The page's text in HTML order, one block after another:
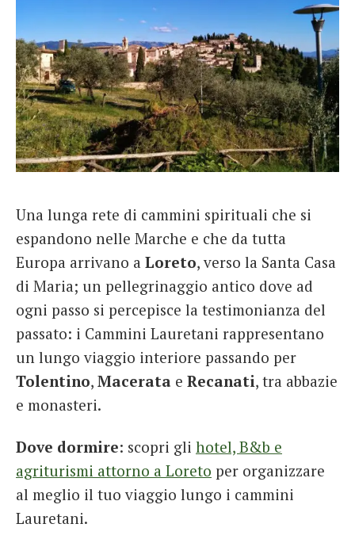
Una lunga rete di cammini spirituali che si
espandono nelle Marche e che da tutta
Europa arrivano a Loreto, verso la Santa Casa
di Maria; un pellegrinaggio antico dove ad
ogni passo si percepisce la testimonianza del
passato: i Cammini Lauretani rappresentano
un lungo viaggio interiore passando per
Tolentino, Macerata e Recanati, tra abbazie
e monasteri.
Dove dormire: scopri gli hotel, B&b e
agriturismi attorno a Loreto per organizzare
al meglio il tuo viaggio lungo i cammini
Lauretani.